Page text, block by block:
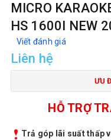
MICRO
HS 1600I NEW
Viết đánh giá
Liên hệ
ƯU
HỖ TRỢ
Trả góp lãi suất thấp